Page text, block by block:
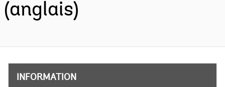
(anglais)
INFORMATION